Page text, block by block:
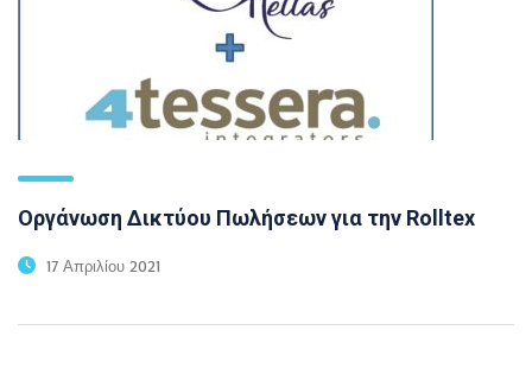
Οργάνωση Δικτύου Πωλήσεων για την Rolltex
17 Απριλίου 2021